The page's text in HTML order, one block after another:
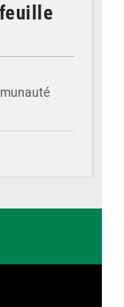
feuille